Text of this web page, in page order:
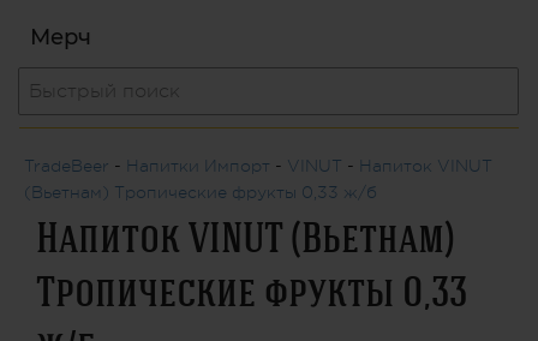
Мерч
TradeBeer - Напитки Импорт - VINUT - Напиток VINUT
(Вьетнам) Тропические фрукты 0,33 ж/б
Напиток VINUT (Вьетнам)
Тропические фрукты 0,33